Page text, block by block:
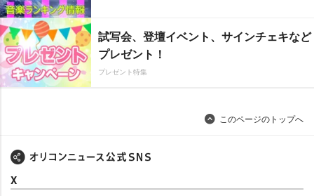
試写会、登壇イベント、サインチェキなど
プレゼント！
プレゼント特集
このページのトップへ
X